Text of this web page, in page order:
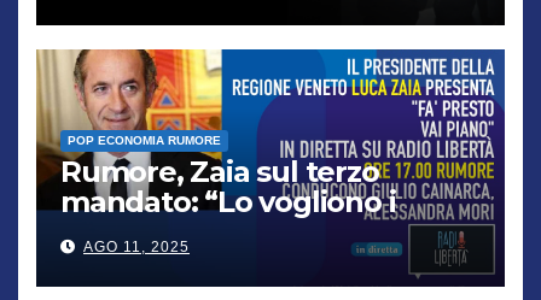
POP ECONOMIA RUMORE
Rumore, Zaia sul terzo
mandato: “Lo vogliono i
cittadini, chi non lo capisce
verrà punito”
AGO 11, 2025